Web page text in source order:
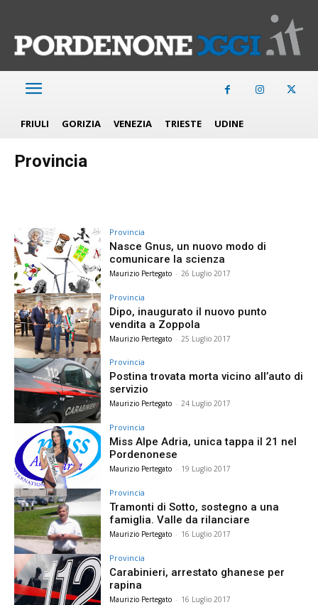
FRIULI GORIZIA VENEZIA TRIESTE UDINE
Provincia
Provincia
Nasce Gnus, un nuovo modo di
comunicare la scienza
Maurizio Pertegato - 26 Luglio 2017
Provincia
Dipo, inaugurato il nuovo punto
vendita a Zoppola
Maurizio Pertegato - 25 Luglio 2017
Provincia
Postina trovata morta vicino all’auto di
servizio
Maurizio Pertegato - 24 Luglio 2017
Provincia
Miss Alpe Adria, unica tappa il 21 nel
Pordenonese
Maurizio Pertegato - 19 Luglio 2017
Provincia
Tramonti di Sotto, sostegno a una
famiglia. Valle da rilanciare
Maurizio Pertegato - 16 Luglio 2017
Provincia
Carabinieri, arrestato ghanese per
rapina
Maurizio Pertegato - 16 Luglio 2017